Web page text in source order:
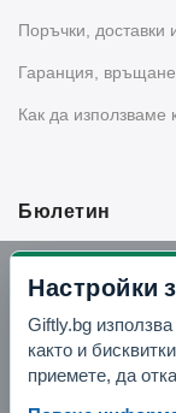
Поръчки, доставки
Гаранция,
Как да използваме
Бюлетин
Вземи -10%
Отвори Telegram
Настройки
Giftly.bg
както и
приемете, да